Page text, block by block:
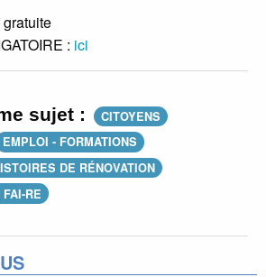
gratuite
: ici
sujet :
CITOYENS
EMPLOI - FORMATIONS
DE RÉNOVATION
RE